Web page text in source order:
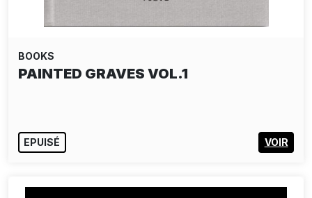
BOOKS
TAIYO ONORATO & NICO KREBS :
44,00€ AJOUTER AU PANIER